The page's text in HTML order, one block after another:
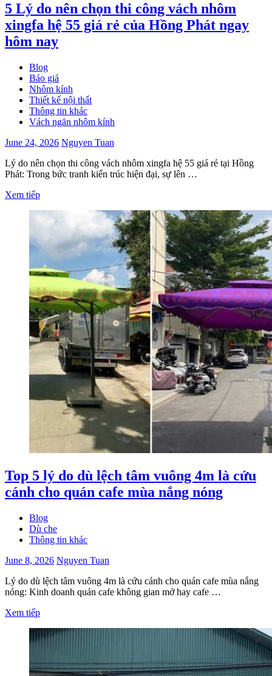
5 Lý do nên chọn thi công vách nhôm
xingfa hệ 55 giá rẻ của Hồng Phát ngay
hôm nay
Blog
Báo giá
Nhôm kính
Thiết kế nội thất
Thông tin khác
Vách ngăn nhôm kính
June 24, 2026 Nguyen Tuan
Lý do nên chọn thi công vách nhôm xingfa hệ 55 giá rẻ tại Hồng
Phát: Trong bức tranh kiến trúc hiện đại, sự lên …
Xem tiếp
Top 5 lý do dù lệch tâm vuông 4m là cứu
cánh cho quán cafe mùa nắng nóng
Blog
Dù che
Thông tin khác
June 8, 2026 Nguyen Tuan
Lý do dù lệch tâm vuông 4m là cứu cánh cho quán cafe mùa nắng
nóng: Kinh doanh quán cafe không gian mở hay cafe …
Xem tiếp